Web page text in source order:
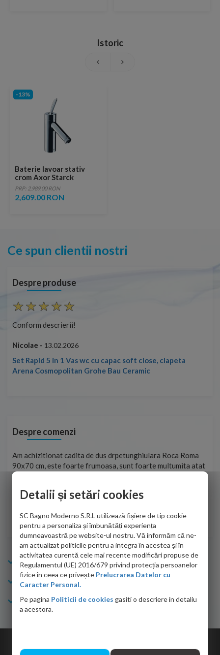
Istoric
-13%
Baterie lavoar stativ
crom Axor Starck
PRP: 2,989.00 RON
2,609.00 RON
Ce spun clientii nostri
Despre produse
1 Vas wc cu capac soft close, clapeta
Grohe Bau Ceramic
Despre comenzi
Am achizitionat cadita de dus drpetunghiulara Roca Roma
90x70 cm, este foarte frumoasa, sunt foarte multumita atat
de personalul firmei dvs. cu care am colaborat in obtinerea
adus coletul in siguranta.Numai bine, va doresc!
Sofrone Viviana -28.07.2026
Info Bagno
Cumparaturi
Suport clienti
Detalii și setări cookies
SC Bagno Moderno S.R.L utilizează fișiere de tip cookie
pentru a personaliza și îmbunătăți experiența
dumneavoastră pe website-ul nostru. Vă informăm că ne-
am actualizat politicile pentru a integra în acestea și în
activitatea curentă cele mai recente modificări propuse de
Regulamentul (UE) 2016/679 privind protecția persoanelor
fizice în ceea ce privește Prelucrarea Datelor cu
Caracter Personal.
Pe pagina Politicii de cookies gasiti o descriere in detaliu
a acestora.